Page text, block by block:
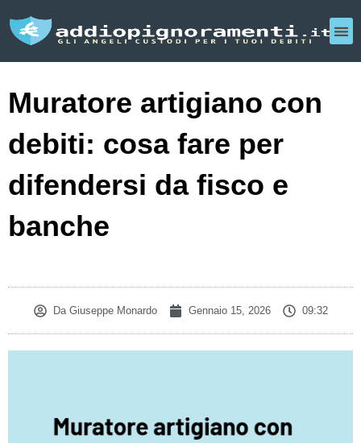
Muratore artigiano con
debiti: cosa fare per
difendersi da fisco e
banche
DaGiuseppe Monardo Gennaio 15, 2026 09:32